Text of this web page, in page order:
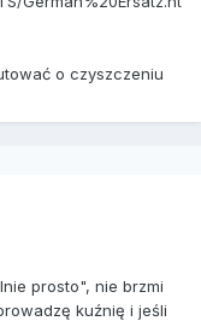
o czyszczeniu
prosto", nie brzmi
kuźnię i jeśli